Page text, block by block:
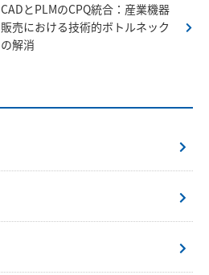
CADとPLMのCPQ統合：産業機器
販売における技術的ボトルネック
の解消